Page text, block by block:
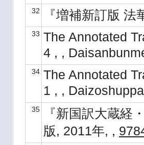
32 『増補新訂版
33 The Annotated
4 , ,
34 The Annotated
1 , ,
35
『新国訳大蔵
版, 2011年, ,